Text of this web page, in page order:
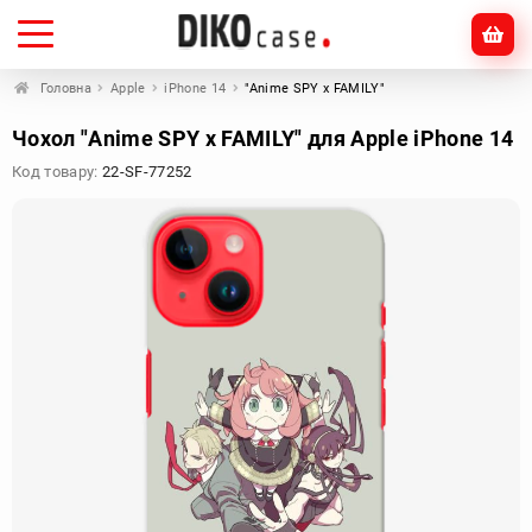
Головна Apple iPhone 14 "Anime SPY x FAMILY"
Чохол "Anime SPY x FAMILY" для Apple iPhone 14
Код товару: 22-SF-77252